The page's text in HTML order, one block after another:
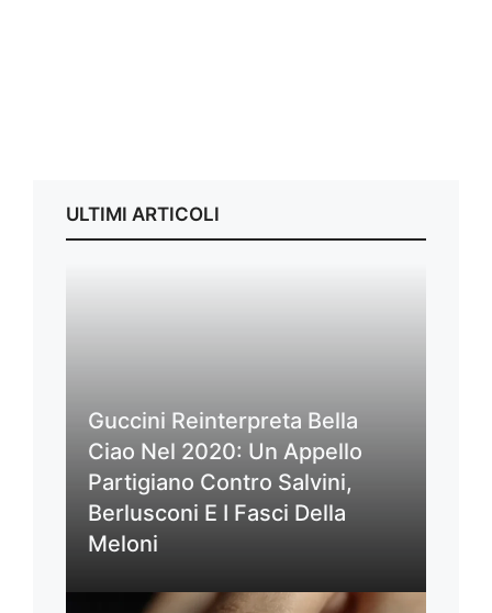
ULTIMI ARTICOLI
Guccini Reinterpreta Bella
Ciao Nel 2020: Un Appello
Partigiano Contro Salvini,
Berlusconi E I Fasci Della
Meloni